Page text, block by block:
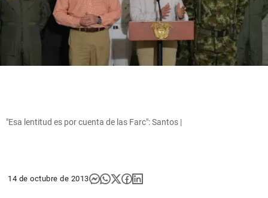
"Esa lentitud es por cuenta de las Farc": Santos |
14 de octubre de 2013